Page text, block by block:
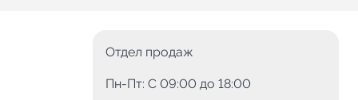
Отдел продаж
Пн-Пт: C 09:00 до 18:00